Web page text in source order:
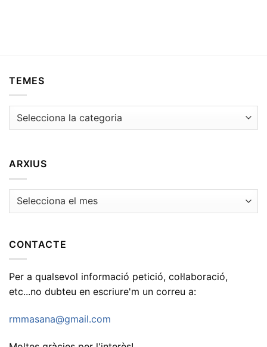
TEMES
Temes
ARXIUS
Arxius
CONTACTE
Per a qualsevol informació petició, col·laboració,
etc...no dubteu en escriure'm un correu a:
rmmasana@gmail.com